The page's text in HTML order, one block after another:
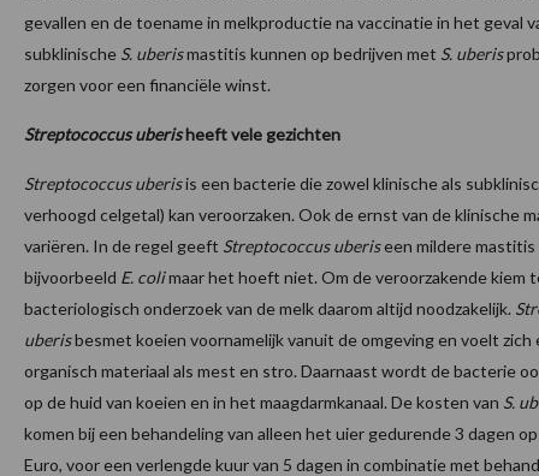
gevallen en de toename in melkproductie na vaccinatie in het geval
subklinische S. uberismastitis kunnen op bedrijven met S. uberis
zorgen voor een financiële winst.
Streptococcus uberisheeft vele gezichten
Streptococcus uberisis een bacterie die zowel klinische als
verhoogd celgetal) kan veroorzaken. Ook de ernst van de klinische
variëren. In de regel geeft Streptococcus uberiseen mildere mastitis
bijvoorbeeld E. colimaar het hoeft niet. Om de veroorzakende kiem
bacteriologisch onderzoek van de melk daarom altijd noodzakelijk.
uberisbesmet koeien voornamelijk vanuit de omgeving en voelt
organisch materiaal als mest en stro. Daarnaast wordt de bacterie
op de huid van koeien en in het maagdarmkanaal. De kosten van S.
komen bij een behandeling van alleen het uier gedurende 3 dagen
Euro, voor een verlengde kuur van 5 dagen in combinatie met